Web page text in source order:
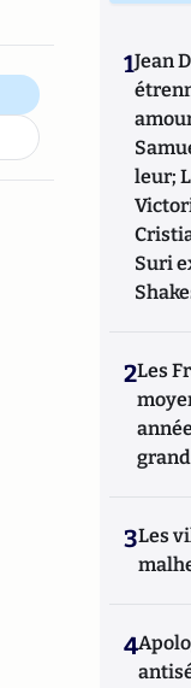
1Jean
leur;
Suri
2Les
3Les
4